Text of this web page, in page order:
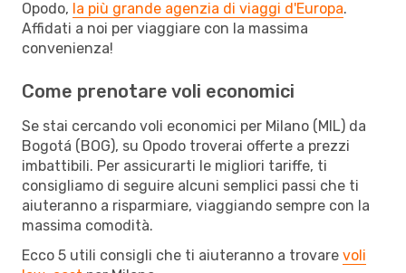
Opodo, la più grande agenzia di viaggi d'Europa.
Affidati a noi per viaggiare con la massima
convenienza!
Come prenotare voli economici
Se stai cercando voli economici per Milano (MIL) da
Bogotá (BOG), su Opodo troverai offerte a prezzi
imbattibili. Per assicurarti le migliori tariffe, ti
consigliamo di seguire alcuni semplici passi che ti
aiuteranno a risparmiare, viaggiando sempre con la
massima comodità.
Ecco 5 utili consigli che ti aiuteranno a trovare voli